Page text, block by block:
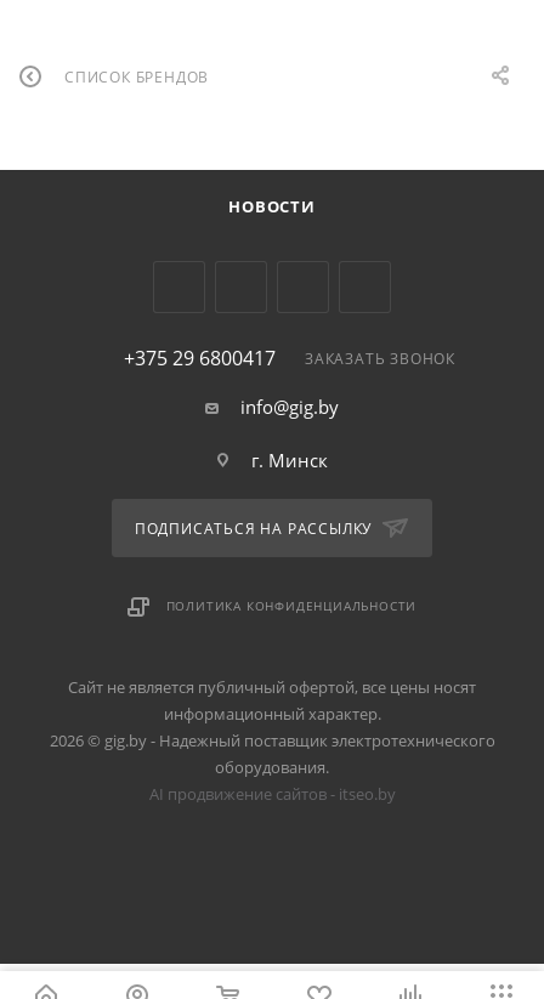
СПИСОК БРЕНДОВ
НОВОСТИ
+375 29 6800417 ЗАКАЗАТЬ ЗВОНОК
info@gig.by
г. Минск
ПОДПИСАТЬСЯ НА РАССЫЛКУ
ПОЛИТИКА КОНФИДЕНЦИАЛЬНОСТИ
Сайт не является публичный офертой, все цены носят
информационный характер.
2026 © gig.by - Надежный поставщик электротехнического
оборудования.
AI продвижение сайтов - itseo.by